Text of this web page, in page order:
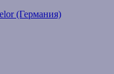
(Германия)